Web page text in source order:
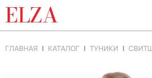
ELZA
ГЛАВНАЯ КАТАЛОГ ТУНИКИ